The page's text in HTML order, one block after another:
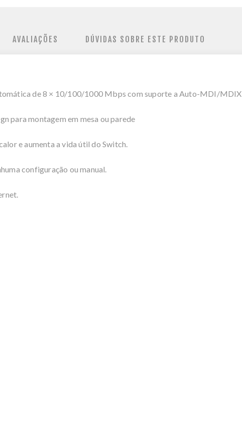
AVALIAÇÕES DÚVIDAS SOBRE ESTE PRODUTO
de 8 × 10/100/1000 Mbps com suporte a Auto-MDI/MDIX
para montagem em mesa ou parede
e aumenta a vida útil do Switch.
configuração ou manual.